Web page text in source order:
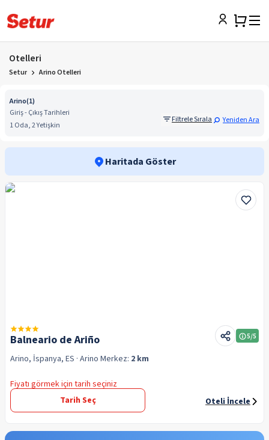
Otelleri
Setur Arino Otelleri
Arino(1)
Giriş - Çıkış Tarihleri
1 Oda, 2 Yetişkin
Filtrele Sırala Yeniden Ara
Haritada Göster
Balneario de Ariño 5/5
Arino, İspanya, ES · Arino Merkez: 2 km
Fiyatı görmek için tarih seçiniz
Tarih Seç
Oteli İncele